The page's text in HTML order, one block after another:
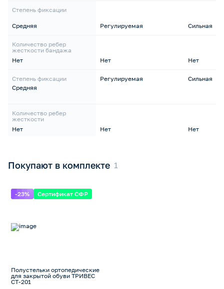
Степень фиксации
Средняя
Количество ребер
жесткости бандажа
Нет
Степень фиксации
Средняя
Количество ребер
жесткости
Нет
Регулируемая
Нет
Регулируемая
Нет
Сильная
Нет
Сильная
Нет
Покупают в комплекте
-23% Сертификат СФР
Полустельки ортопедические
для закрытой обуви ТРИВЕС
СТ-201